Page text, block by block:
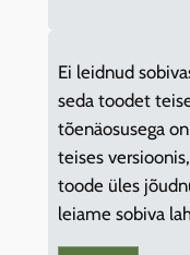
Ei leidnud
seda toodet
tõenäosusega
teises
toode üles
leiame sobiva